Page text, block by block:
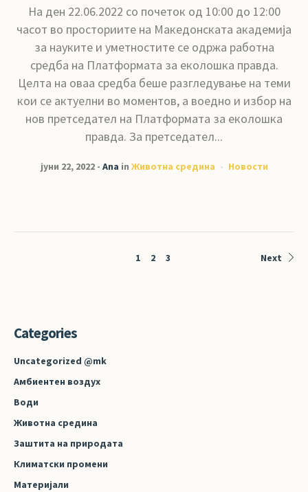
На ден 22.06.2022 со почеток од 10:00 до 12:00
часот во просториите на Македонската академија
за науките и уметностите се одржа работна
средба на Платформата за еколошка правда.
Целта на оваа средба беше разгледување на теми
кои се актуелни во моментов, а воедно и избор на
нов претседател на Платформата за еколошка
правда. За претседател...
јуни 22, 2022 Ana in Животна средина Новости
1 2 3 Next
Categories
Uncategorized @mk
Амбиентен воздух
Води
Животна средина
Заштита на природата
Климатски промени
Материјали